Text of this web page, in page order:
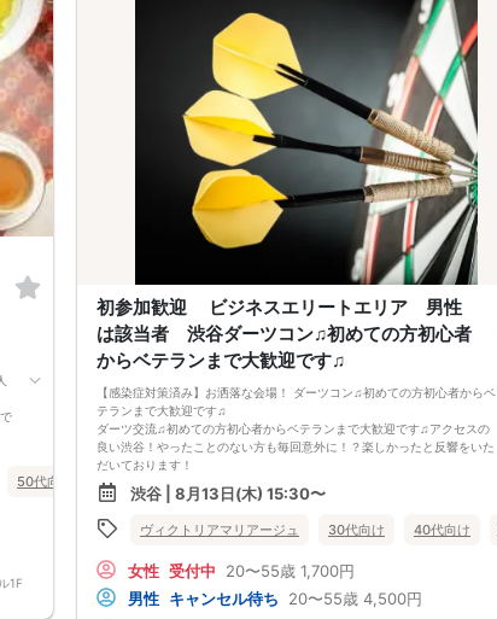
お振込でのお支払いをお願いします。
別日への振替は可能です
（キャンセル料はかかりませんが、先にお振込をおねがいします、その後
参加ご希望日をお知らせください。
50代向け バツイチ・再婚
1F
初参加歓迎 ビジネスエリートエリア 男性
は該当者 渋谷ダーツコン♫初めての方初心者
からベテランまで大歓迎です♫
【感染症対策済み】お洒落な会場！ ダーツコン♫初めての方初心者からベ
テランまで大歓迎です♫
ダーツ交流♫初めての方初心者からベテランまで大歓迎です♫アクセスの
良い渋谷！やったことのない方も毎回意外に！？楽しかったと反響をいた
だいております！
該当の男性のみ限定企画
男性の参加条件 (医師・弁護士・司法書士・行政書士・税理士など士業
の方・薬剤師 経営者・上場企業有名企業・大手企業・大企業・公務員
該当の男性のみ限定企画
名刺やホームページ確認 免許資格など確認 身長は１７５センチ以上
のみでも該当でも参加可能 小さな会社勤務でも年収６００万以上の源泉
渋谷 | 8月13日(木) 15:30〜
ヴィクトリアマリアージュ 30代向け 40代向け
女性 受付中 20〜55歳 1,700円
男性 キャンセル待ち 20〜55歳 4,500円